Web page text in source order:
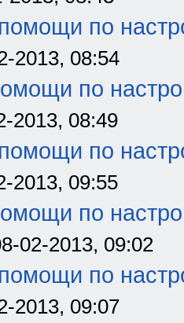
по
2013, 08:54
по
2013, 08:49
по
2013, 09:55
по
02-2013, 09:02
по
2013, 09:07